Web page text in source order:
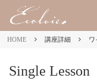
HOME 講座詳細 ワ
Single Lesson